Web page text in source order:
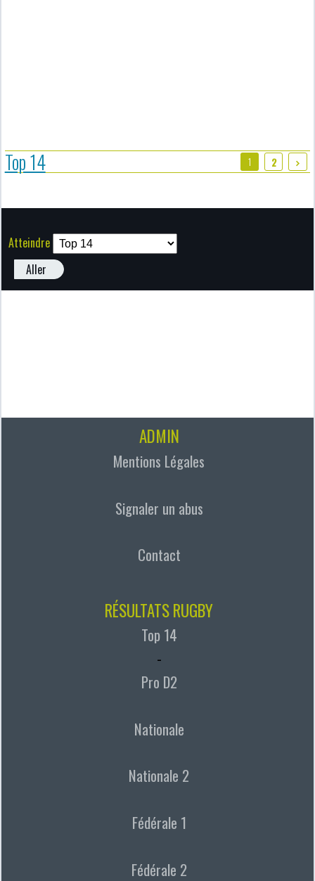
Top 14 1 2
Atteindre
Aller
ADMIN
Mentions Légales
Signaler un abus
Contact
RÉSULTATS RUGBY
Top 14
-
Pro D2
Nationale
Nationale 2
Fédérale 1
Fédérale 2